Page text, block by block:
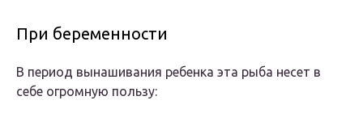
При беременности
В период вынашивания ребенка эта рыба несет в
себе огромную пользу: